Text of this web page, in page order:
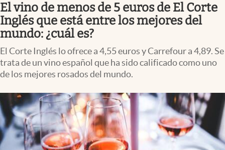
El vino de menos de 5 euros de El Corte
Inglés que está entre los mejores del
mundo: ¿cuál es?
El Corte Inglés lo ofrece a 4,55 euros y Carrefour a 4,89. Se
trata de un vino español que ha sido calificado como uno
de los mejores rosados del mundo.